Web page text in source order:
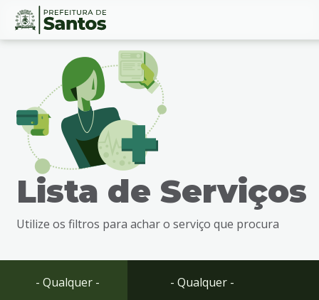
Ir
busca
Ir
Conteúdo
Lista de Serviços
Utilize os filtros para achar o serviço que procura
- Qualquer - - Qualquer -